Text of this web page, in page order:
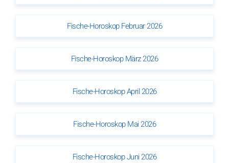
Fische-Horoskop Februar 2026
Fische-Horoskop März 2026
Fische-Horoskop April 2026
Fische-Horoskop Mai 2026
Fische-Horoskop Juni 2026